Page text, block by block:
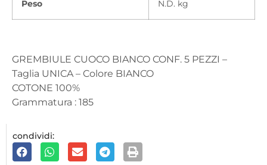
Peso N.D. kg
GREMBIULE CUOCO BIANCO CONF. 5 PEZZI –
Taglia UNICA – Colore BIANCO
COTONE 100%
Grammatura : 185
condividi: